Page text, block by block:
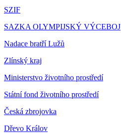
SZIF
SAZKA OLYMPIJSKÝ VÝCEBOJ
Nadace bratří Lužů
Zlínský kraj
Ministerstvo životního prostředí
Státní fond životního prostředí
Česká zbrojovka
Dřevo Králov